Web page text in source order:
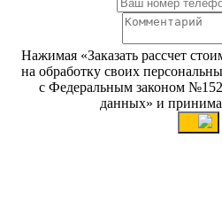
Нажимая «Заказать рассчет
на обработку своих
с Федеральным законом
данных» и